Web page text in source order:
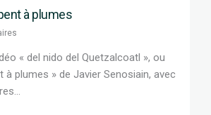
à plumes
« del nido del Quetzalcoatl », ou
à plumes » de Javier Senosiain, avec